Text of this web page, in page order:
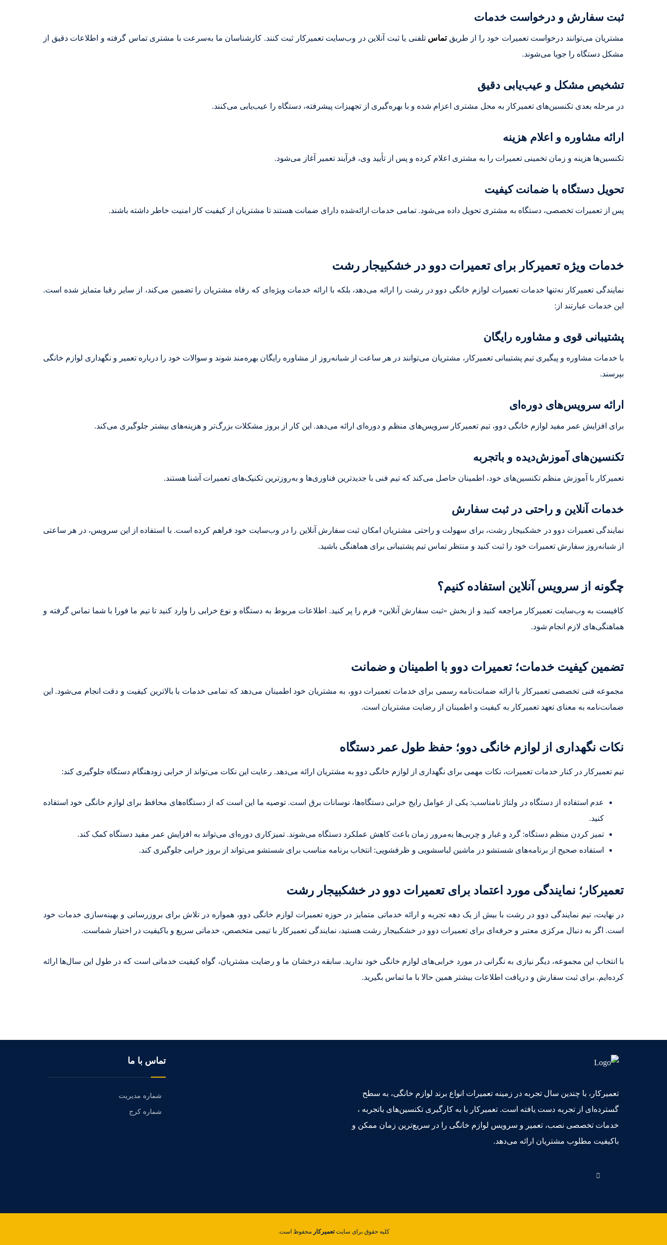
ثبت سفارش و درخواست خدمات
مشتریان می‌توانند درخواست تعمیرات خود را از طریقتماس تلفنی یا ثبت آنلاین در وب‌سایت تعمیرکار ثبت کنند. کارشناسان ما به‌سرعت با مشتری تماس گرفته و اطلاعات دقیق از
مشکل دستگاه را جویا می‌شوند.
تشخیص مشکل و عیب‌یابی دقیق
در مرحله بعدی تکنسین‌های تعمیرکار به محل مشتری اعزام شده و با بهره‌گیری از تجهیزات پیشرفته، دستگاه را عیب‌یابی می‌کنند.
ارائه مشاوره و اعلام هزینه
تکنسین‌ها هزینه و زمان تخمینی تعمیرات را به مشتری اعلام کرده و پس از تأیید وی، فرآیند تعمیر آغاز می‌شود.
تحویل دستگاه با ضمانت کیفیت
پس از تعمیرات تخصصی، دستگاه به مشتری تحویل داده می‌شود. تمامی خدمات ارائه‌شده دارای ضمانت هستند تا مشتریان از کیفیت کار امنیت خاطر داشته باشند.
خدمات ویژه تعمیرکار برای تعمیرات دوو در خشکبیجار رشت
نمایندگی تعمیرکار نه‌تنها خدمات تعمیرات لوازم خانگی دوو در رشت را ارائه می‌دهد، بلکه با ارائه خدمات ویژه‌ای که رفاه مشتریان را تضمین می‌کند، از سایر رقبا متمایز شده است.
این خدمات عبارتند از:
پشتیبانی قوی و مشاوره رایگان
با خدمات مشاوره و پیگیری تیم پشتیبانی تعمیرکار، مشتریان می‌توانند در هر ساعت از شبانه‌روز از مشاوره رایگان بهره‌مند شوند و سوالات خود را درباره تعمیر و نگهداری لوازم خانگی
بپرسند.
ارائه سرویس‌های دوره‌ای
برای افزایش عمر مفید لوازم خانگی دوو، تیم تعمیرکار سرویس‌های منظم و دوره‌ای ارائه می‌دهد. این کار از بروز مشکلات بزرگ‌تر و هزینه‌های بیشتر جلوگیری می‌کند.
تکنسین‌های آموزش‌دیده و باتجربه
تعمیرکار با آموزش منظم تکنسین‌های خود، اطمینان حاصل می‌کند که تیم فنی با جدیدترین فناوری‌ها و به‌روزترین تکنیک‌های تعمیرات آشنا هستند.
خدمات آنلاین و راحتی در ثبت سفارش
نمایندگی تعمیرات دوو در خشکبیجار رشت، برای سهولت و راحتی مشتریان امکان ثبت سفارش آنلاین را در وب‌سایت خود فراهم کرده است. با استفاده از این سرویس، در هر ساعتی
از شبانه‌روز سفارش تعمیرات خود را ثبت کنید و منتظر تماس تیم پشتیبانی برای هماهنگی باشید.
چگونه از سرویس آنلاین استفاده کنیم؟
کافیست به وب‌سایت تعمیرکار مراجعه کنید و از بخش «ثبت سفارش آنلاین» فرم را پر کنید. اطلاعات مربوط به دستگاه و نوع خرابی را وارد کنید تا تیم ما فورا با شما تماس گرفته و
هماهنگی‌های لازم انجام شود.
تضمین کیفیت خدمات؛ تعمیرات دوو با اطمینان و ضمانت
مجموعه فنی تخصصی تعمیرکار با ارائه ضمانت‌نامه رسمی برای خدمات تعمیرات دوو، به مشتریان خود اطمینان می‌دهد که تمامی خدمات با بالاترین کیفیت و دقت انجام می‌شود. این
ضمانت‌نامه به معنای تعهد تعمیرکار به کیفیت و اطمینان از رضایت مشتریان است.
نکات نگهداری از لوازم خانگی دوو؛ حفظ طول عمر دستگاه
تیم تعمیرکار در کنار خدمات تعمیرات، نکات مهمی برای نگهداری از لوازم خانگی دوو به مشتریان ارائه می‌دهد. رعایت این نکات می‌تواند از خرابی زودهنگام دستگاه جلوگیری کند:
عدم استفاده از دستگاه در ولتاژ نامناسب: یکی از عوامل رایج خرابی دستگاه‌ها، نوسانات برق است. توصیه ما این است که از دستگاه‌های محافظ برای لوازم خانگی خود استفاده
کنید.
تمیز کردن منظم دستگاه: گرد و غبار و چربی‌ها به‌مرور زمان باعث کاهش عملکرد دستگاه می‌شوند. تمیزکاری دوره‌ای می‌تواند به افزایش عمر مفید دستگاه کمک کند.
استفاده صحیح از برنامه‌های شستشو در ماشین لباسشویی و ظرفشویی: انتخاب برنامه مناسب برای شستشو می‌تواند از بروز خرابی جلوگیری کند.
تعمیرکار؛ نمایندگی مورد اعتماد برای تعمیرات دوو در خشکبیجار رشت
در نهایت، تیم نمایندگی دوو در رشت با بیش از یک دهه تجربه و ارائه خدماتی متمایز در حوزه تعمیرات لوازم خانگی دوو، همواره در تلاش برای بروزرسانی و بهینه‌سازی خدمات خود
است. اگر به دنبال مرکزی معتبر و حرفه‌ای برای تعمیرات دوو در خشکبیجار رشت هستید، نمایندگی تعمیرکار با تیمی متخصص، خدماتی سریع و باکیفیت در اختیار شماست.
با انتخاب این مجموعه، دیگر نیازی به نگرانی در مورد خرابی‌های لوازم خانگی خود ندارید. سابقه درخشان ما و رضایت مشتریان، گواه کیفیت خدماتی است که در طول این سال‌ها ارائه
کرده‌ایم. برای ثبت سفارش و دریافت اطلاعات بیشتر همین حالا با ما تماس بگیرید.
تعمیرکار، با چندین سال تجربه در زمینه تعمیرات انواع برند لوازم خانگی، به سطح
گسترده‌ای از تجربه دست یافته است. تعمیرکار با به کارگیری تکنسین‌های باتجربه ،
خدمات تخصصی نصب، تعمیر و سرویس لوازم خانگی را در سریع‌ترین زمان ممکن و
باکیفیت مطلوب مشتریان ارائه می‌دهد.
تماس با ما
شماره مدیریت
شماره کرج
کلیه حقوق برای سایتتعمیرکار محفوظ است.